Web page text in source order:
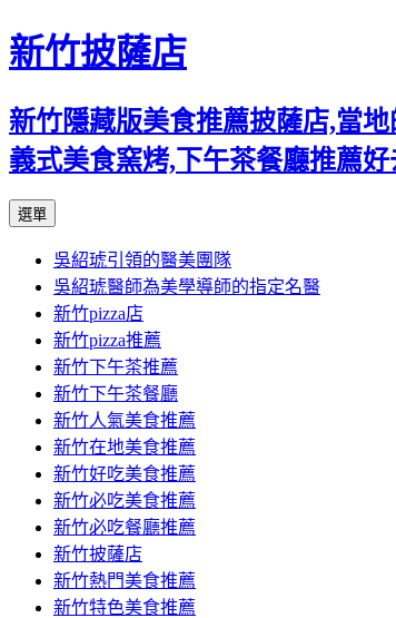
新竹披薩店
新竹隱藏版美食推薦披薩店,當
義式美食窯烤,下午茶餐廳推薦
選單
主
要
內
容
吳紹琥引領的醫美團隊
吳紹琥醫師為美學導師的指定名醫
新竹pizza店
新竹pizza推薦
新竹下午茶推薦
新竹下午茶餐廳
新竹人氣美食推薦
新竹在地美食推薦
新竹好吃美食推薦
新竹必吃美食推薦
新竹必吃餐廳推薦
新竹披薩店
新竹熱門美食推薦
新竹特色美食推薦